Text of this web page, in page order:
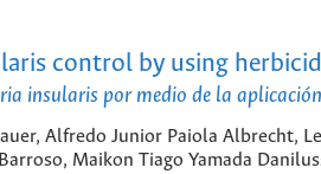
control by using
insularis por medio de la
Alfredo Junior Paiola Albrecht,
Maikon Tiago Yamada